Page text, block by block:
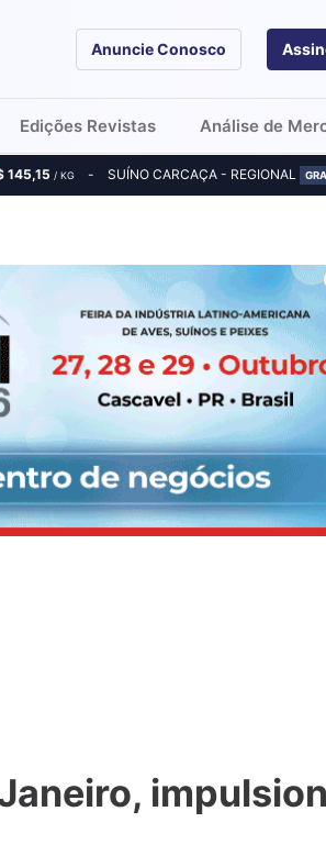
Anuncie Conosco
Edições Revistas Análise de
145,15 / KG SUÍNO CARCAÇA - REGIONAL